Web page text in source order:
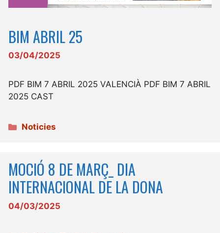
BIM ABRIL 25
03/04/2025
PDF BIM 7 ABRIL 2025 VALENCIÀ PDF BIM 7 ABRIL
2025 CAST
Categories
Noticies
MOCIÓ 8 DE MARÇ_ DIA
INTERNACIONAL DE LA DONA
04/03/2025